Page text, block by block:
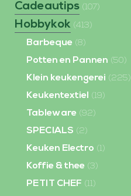
Cadeautips (107)
Hobbykok (413)
Barbeque (8)
Potten en Pannen (50)
Klein keukengerei (225)
Keukentextiel (19)
Tableware (92)
SPECIALS (2)
Keuken Electro (1)
Koffie & thee (3)
PETIT CHEF (11)